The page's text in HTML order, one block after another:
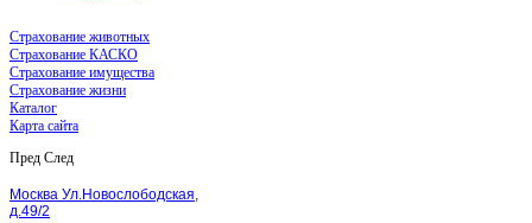
Страхование животных
Страхование КАСКО
Страхование имущества
Страхование жизни
Каталог
Карта сайта
Пред След
Москва Ул.Новослободская,
д.49/2